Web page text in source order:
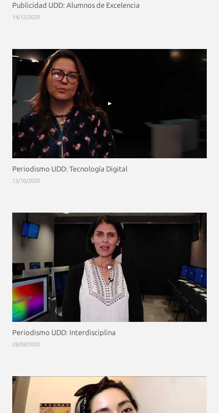
Publicidad UDD: Alumnos de Excelencia
14/12/2020
Periodismo UDD: Tecnología Digital
13/10/2020
Periodismo UDD: Interdisciplina
28/09/2020